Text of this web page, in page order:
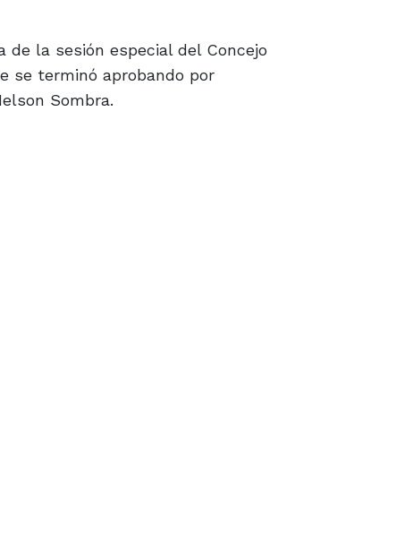
la sesión especial del Concejo
terminó aprobando por